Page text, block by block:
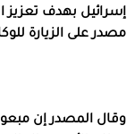
إسرائيل بهدف تعزيز
مصدر على الزيارة
وقال المصدر إن